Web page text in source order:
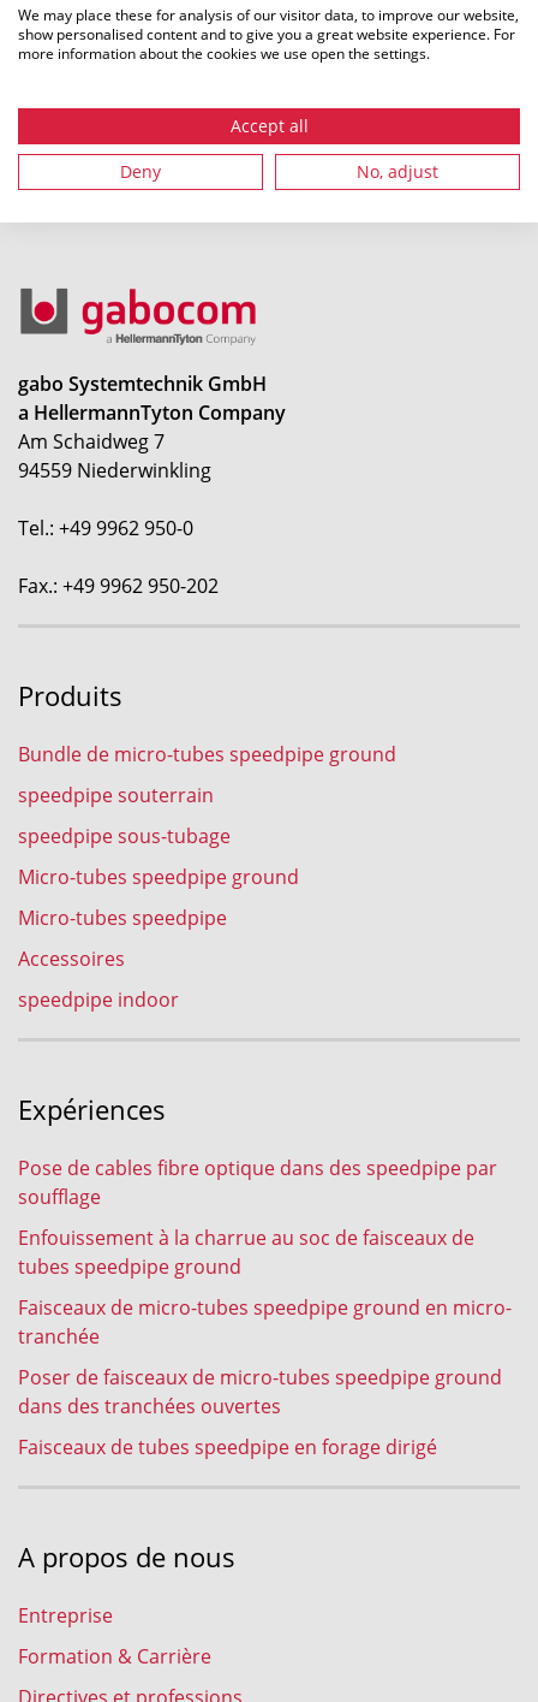
We may place these for analysis of our visitor data, to improve our website,
show personalised content and to give you a great website experience. For
more information about the cookies we use open the settings.
Accept all
Deny No, adjust
modifications.
gabo Systemtechnik GmbH
a HellermannTyton Company
Am Schaidweg 7
94559 Niederwinkling
Tel.: +49 9962 950-0
Fax.: +49 9962 950-202
Produits
Bundle de micro-tubes speedpipe ground
speedpipe souterrain
speedpipe sous-tubage
Micro-tubes speedpipe ground
Micro-tubes speedpipe
Accessoires
speedpipe indoor
Expériences
Pose de cables fibre optique dans des speedpipe par
soufflage
Enfouissement à la charrue au soc de faisceaux de
tubes speedpipe ground
Faisceaux de micro-tubes speedpipe ground en micro-
tranchée
Poser de faisceaux de micro-tubes speedpipe ground
dans des tranchées ouvertes
Faisceaux de tubes speedpipe en forage dirigé
A propos de nous
Entreprise
Formation & Carrière
Directives et professions